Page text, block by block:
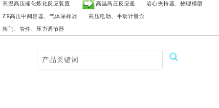
高温高压催化炼化反应装置 高温高压反应釜 岩心夹持器、物理模型
ZR高压中间容器、气体采样器 高压电动、手动计量泵
阀门、管件、压力调节器